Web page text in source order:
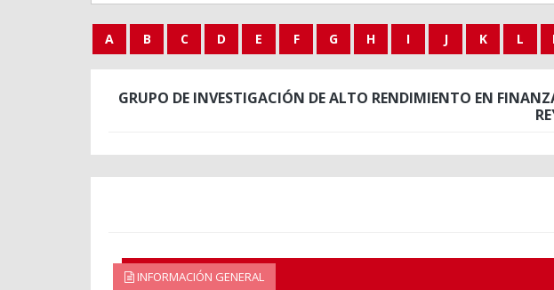
A B C D E F G H I J K L
GRUPO DE INVESTIGACIÓN DE ALTO RENDIMIENTO EN
INFORMACIÓN GENERAL